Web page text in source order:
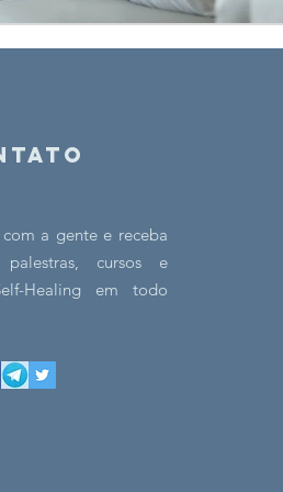
a gente e receba
palestras, cursos e
Healing em todo